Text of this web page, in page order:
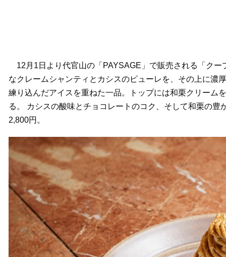
12月1日より代官山の「PAYSAGE」で販売される「ク
なクレームシャンティとカシスのピューレを、その上に濃
練り込んだアイスを重ねた一品。トップには和栗クリーム
る。 カシスの酸味とチョコレートのコク、そして和栗の
2,800円。